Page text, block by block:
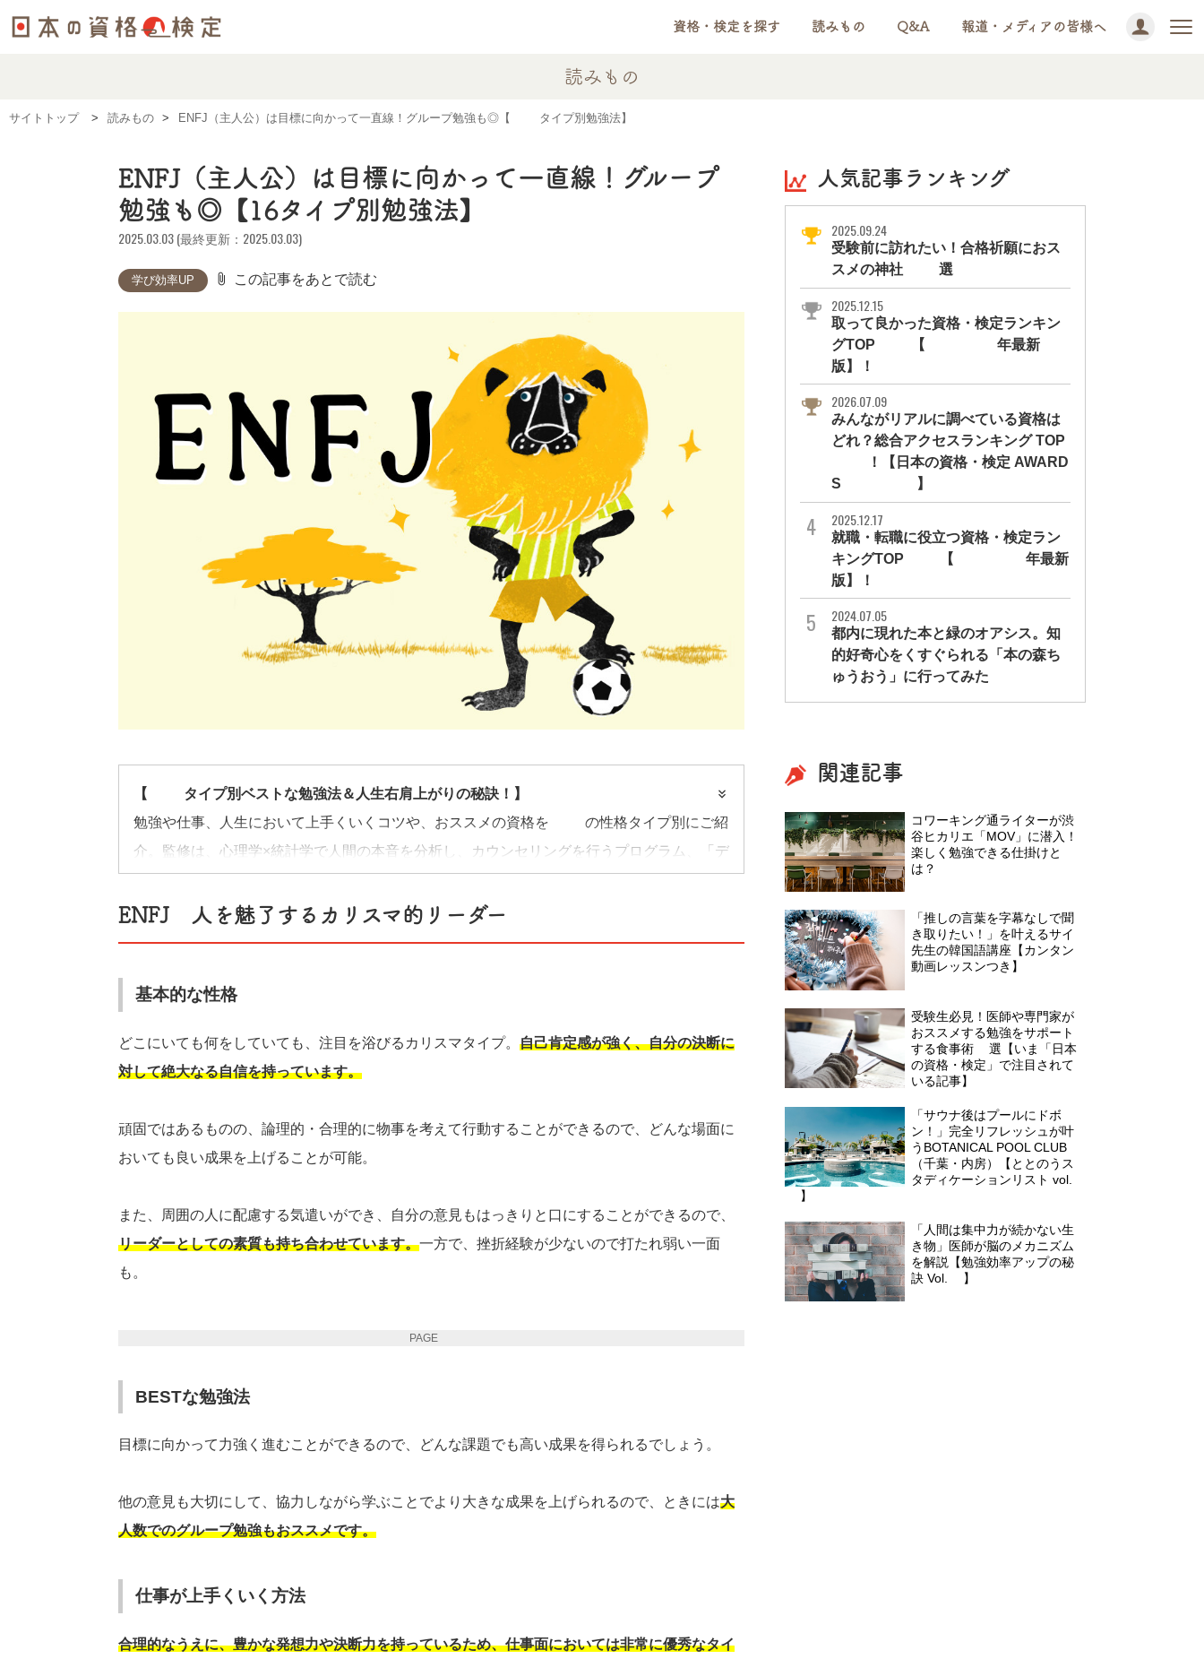
資格・検定を探す 読みもの Q&A 報道・メディアの皆様へ
読みもの
サイトトップ 読みもの ENFJ（主人公）は目標に向かって一直線！グループ勉強も◎【16タイプ別勉強法】
ENFJ（主人公）は目標に向かって一直線！グループ
勉強も◎【16タイプ別勉強法】
2025.03.03 (最終更新：2025.03.03)
学び効率UP attach_file この記事をあとで読む
【16タイプ別ベストな勉強法＆人生右肩上がりの秘訣！】
勉強や仕事、人生において上手くいくコツや、おススメの資格を16の性格タイプ別にご紹
介。監修は、心理学×統計学で人間の本音を分析し、カウンセリングを行うプログラム、「デ
ENFJ 人を魅了するカリスマ的リーダー
基本的な性格
どこにいても何をしていても、注目を浴びるカリスマタイプ。 自己肯定感が強く、自分の決断に
対して絶大なる自信を持っています。
頑固ではあるものの、論理的・合理的に物事を考えて行動することができるので、どんな場面に
おいても良い成果を上げることが可能。
また、周囲の人に配慮する気遣いができ、自分の意見もはっきりと口にすることができるので、
リーダーとしての素質も持ち合わせています。一方で、挫折経験が少ないので打たれ弱い一面
も。
PAGE 2
BESTな勉強法
目標に向かって力強く進むことができるので、どんな課題でも高い成果を得られるでしょう。
他の意見も大切にして、協力しながら学ぶことでより大きな成果を上げられるので、ときには大
人数でのグループ勉強もおススメです。
仕事が上手くいく方法
合理的なうえに、豊かな発想力や決断力を持っているため、仕事面においては非常に優秀なタイ
人気記事ランキング
2025.09.24
受験前に訪れたい！合格祈願におス
スメの神社11選
2025.12.15
取って良かった資格・検定ランキン
グTOP10【2026年最新
版】！
2026.07.09
みんながリアルに調べている資格は
どれ？総合アクセスランキング TOP
10！【日本の資格・検定 AWARD
S 2026】
2025.12.17
就職・転職に役立つ資格・検定ラン
キングTOP30【2026年最新
版】！
2024.07.05
都内に現れた本と緑のオアシス。知
的好奇心をくすぐられる「本の森ち
ゅうおう」に行ってみた
関連記事
コワーキング通ライターが渋
谷ヒカリエ「MOV」に潜入！
楽しく勉強できる仕掛けと
は？
「推しの言葉を字幕なしで聞
き取りたい！」を叶えるサイ
先生の韓国語講座【カンタン
動画レッスンつき】
受験生必見！医師や専門家が
おススメする勉強をサポート
する食事術3選【いま「日本
の資格・検定」で注目されて
いる記事】
「サウナ後はプールにドボ
ン！」完全リフレッシュが叶
うBOTANICAL POOL CLUB
（千葉・内房）【ととのうス
タディケーションリスト vol.
1】
「人間は集中力が続かない生
き物」医師が脳のメカニズム
を解説【勉強効率アップの秘
訣 Vol.1】